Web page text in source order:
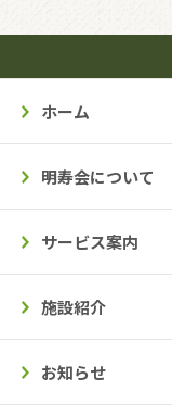
ホーム
明寿会について
サービス案内
施設紹介
お知らせ